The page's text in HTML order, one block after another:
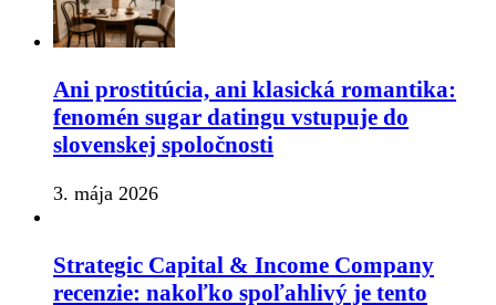
Ani prostitúcia, ani klasická romantika:
fenomén sugar datingu vstupuje do
slovenskej spoločnosti
3. mája 2026
Strategic Capital & Income Company
recenzie: nakoľko spoľahlivý je tento